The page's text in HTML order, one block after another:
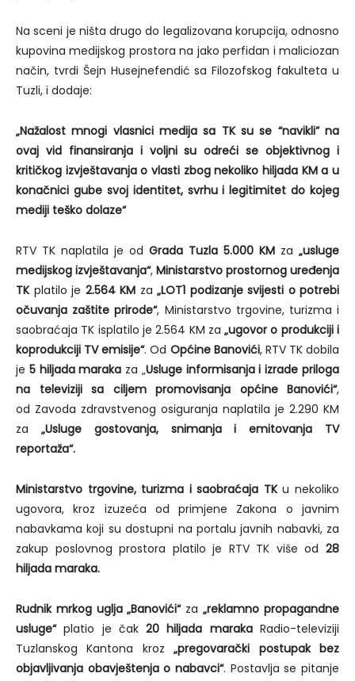
Na sceni je ništa drugo do legalizovana korupcija, odnosno
kupovina medijskog prostora na jako perfidan i maliciozan
način, tvrdi Šejn Husejnefendić sa Filozofskog fakulteta u
Tuzli, i dodaje:
„Nažalost mnogi vlasnici medija sa TK su se “navikli” na
ovaj vid finansiranja i voljni su odreći se objektivnog i
kritičkog izvještavanja o vlasti zbog nekoliko hiljada KM a u
konačnici gube svoj identitet, svrhu i legitimitet do kojeg
mediji teško dolaze“
RTV TK naplatila je od Grada Tuzla 5.000 KM za „usluge
medijskog izvještavanja“, Ministarstvo prostornog uređenja
TKplatilo je 2.564 KM za „LOT1 podizanje svijesti o potrebi
očuvanja zaštite prirode“, Ministarstvo trgovine, turizma i
saobraćaja TK isplatilo je 2.564 KM za„ugovor o produkciji i
koprodukciji TV emisije“. Od Općine Banovići, RTV TK dobila
je 5 hiljada maraka za „Usluge informisanja i izrade priloga
na televiziji sa ciljem promovisanja općine Banovići“,
od Zavoda zdravstvenog osiguranja naplatila je 2.290 KM
za „Usluge gostovanja, snimanja i emitovanja TV
reportaža“.
Ministarstvo trgovine, turizma i saobraćaja TKu nekoliko
ugovora, kroz izuzeća od primjene Zakona o javnim
nabavkama koji su dostupni na portalu javnih nabavki, za
zakup poslovnog prostora platilo je RTV TK više od 28
hiljada maraka.
Rudnik mrkog uglja „Banovići“ za„reklamno propagandne
usluge“platio je čak20 hiljada marakaRadio-televiziji
Tuzlanskog Kantona kroz„pregovarački postupak bez
objavljivanja obavještenja o nabavci“. Postavlja se pitanje